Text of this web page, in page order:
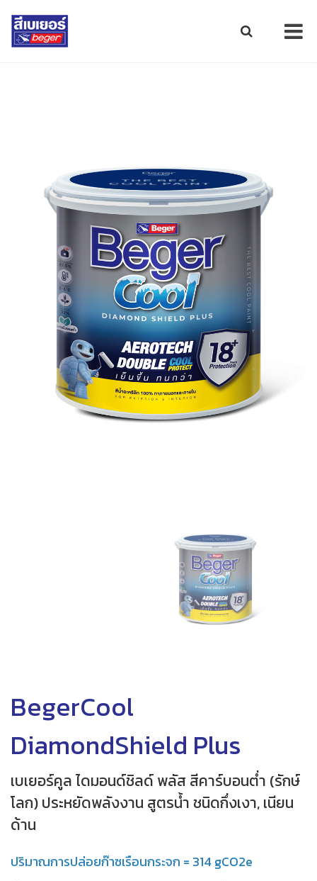
BegerCool
DiamondShield Plus
เบเยอร์คูล ไดมอนด์ชิลด์ พลัส สีคาร์บอนต่ำ (รักษ์
โลก) ประหยัดพลังงาน สูตรน้ำ ชนิดกึ่งเงา, เนียน
ด้าน
ปริมาณการปล่อยก๊าซเรือนกระจก = 314 gCO2e